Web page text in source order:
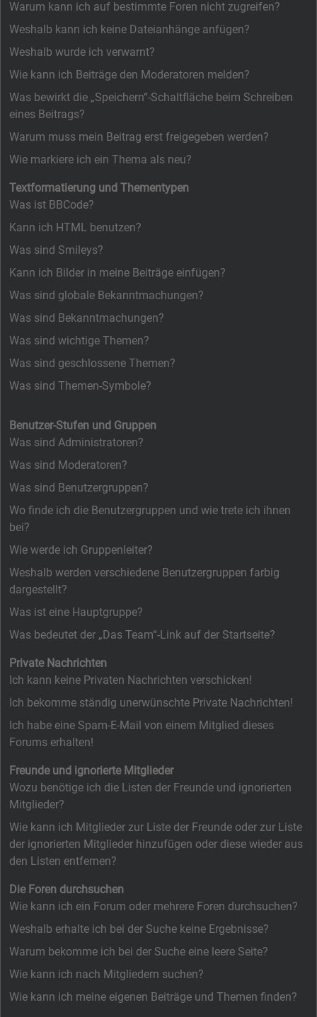
Warum kann ich auf bestimmte Foren nicht zugreifen?
Weshalb kann ich keine Dateianhänge anfügen?
Weshalb wurde ich verwarnt?
Wie kann ich Beiträge den Moderatoren melden?
Was bewirkt die „Speichern“-Schaltfläche beim Schreiben
eines Beitrags?
Warum muss mein Beitrag erst freigegeben werden?
Wie markiere ich ein Thema als neu?
Textformatierung und Thementypen
Was ist BBCode?
Kann ich HTML benutzen?
Was sind Smileys?
Kann ich Bilder in meine Beiträge einfügen?
Was sind globale Bekanntmachungen?
Was sind Bekanntmachungen?
Was sind wichtige Themen?
Was sind geschlossene Themen?
Was sind Themen-Symbole?
Benutzer-Stufen und Gruppen
Was sind Administratoren?
Was sind Moderatoren?
Was sind Benutzergruppen?
Wo finde ich die Benutzergruppen und wie trete ich ihnen
bei?
Wie werde ich Gruppenleiter?
Weshalb werden verschiedene Benutzergruppen farbig
dargestellt?
Was ist eine Hauptgruppe?
Was bedeutet der „Das Team“-Link auf der Startseite?
Private Nachrichten
Ich kann keine Privaten Nachrichten verschicken!
Ich bekomme ständig unerwünschte Private Nachrichten!
Ich habe eine Spam-E-Mail von einem Mitglied dieses
Forums erhalten!
Freunde und ignorierte Mitglieder
Wozu benötige ich die Listen der Freunde und ignorierten
Mitglieder?
Wie kann ich Mitglieder zur Liste der Freunde oder zur Liste
der ignorierten Mitglieder hinzufügen oder diese wieder aus
den Listen entfernen?
Die Foren durchsuchen
Wie kann ich ein Forum oder mehrere Foren durchsuchen?
Weshalb erhalte ich bei der Suche keine Ergebnisse?
Warum bekomme ich bei der Suche eine leere Seite?
Wie kann ich nach Mitgliedern suchen?
Wie kann ich meine eigenen Beiträge und Themen finden?